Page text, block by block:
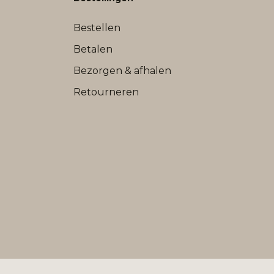
Bestellen
Betalen
Bezorgen & afhalen
Retourneren